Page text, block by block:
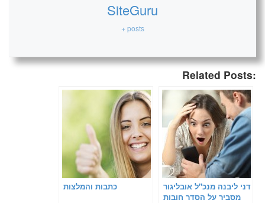
SiteGuru
+ posts
Related Posts:
כתבות והמלצות
דני ליבנה מנכ"ל אובליגור
מסביר על הסדר חובות